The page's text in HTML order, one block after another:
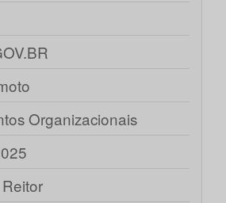
Organizacionais